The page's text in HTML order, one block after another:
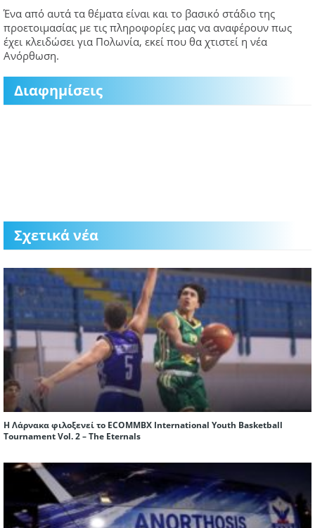
Ένα από αυτά τα θέματα είναι και το βασικό στάδιο της
προετοιμασίας με τις πληροφορίες μας να αναφέρουν πως
έχει κλειδώσει για Πολωνία, εκεί που θα χτιστεί η νέα
Ανόρθωση.
Διαφημίσεις
Σχετικά νέα
Η Λάρνακα φιλοξενεί το ECOMMBX International Youth Basketball
Tournament Vol. 2 – The Eternals